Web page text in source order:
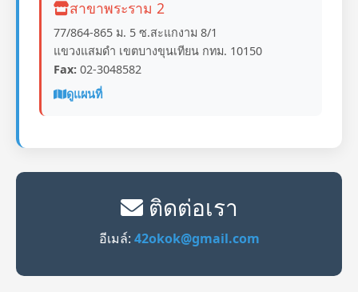
สาขาพระราม 2
77/864-865 ม. 5 ซ.สะแกงาม 8/1
แขวงแสมดำ เขตบางขุนเทียน กทม. 10150
Fax: 02-3048582
ดูแผนที่
ติดต่อเรา
อีเมล์: 42okok@gmail.com